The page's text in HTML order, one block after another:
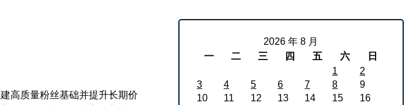
高质量粉丝基础并提升长期价
2026 年 8 月
一
二 三 四 五 六
日
1
2
3
4 5 6 7 8
9
10
11 12 13 14 15
16